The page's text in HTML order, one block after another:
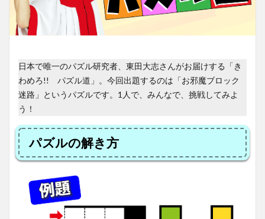
日本で唯一のパズル研究者、東田大志さんがお届けする「き
わめろ!! パズル道」。今回出題するのは「お邪魔ブロック
迷路」というパズルです。1人で、みんなで、挑戦してみよ
う！
パズルの解き方